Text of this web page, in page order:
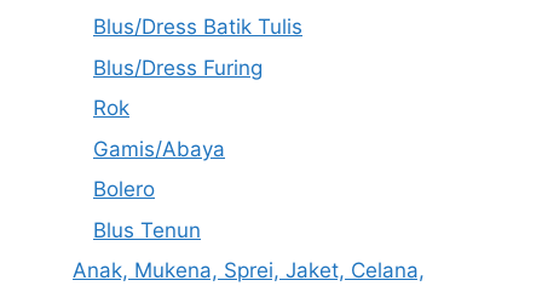
Blus/Dress Batik Tulis
Blus/Dress Furing
Rok
Gamis/Abaya
Bolero
Blus Tenun
Anak, Mukena, Sprei, Jaket, Celana,